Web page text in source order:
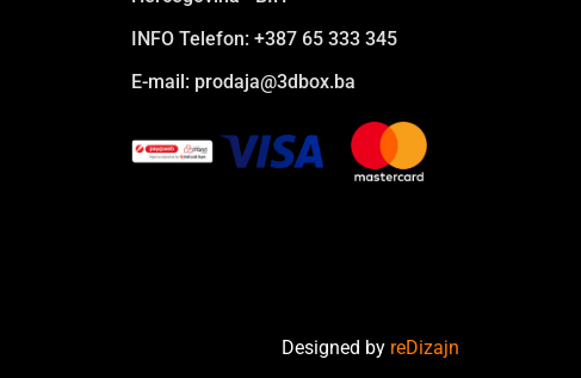
INFO Telefon: +387 65 333 345
E-mail: prodaja@3dbox.ba
Designed by reDizajn